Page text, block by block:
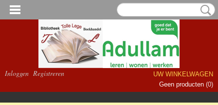
Inloggen Registreren
UW WINKELWAGEN
Geen producten (0)